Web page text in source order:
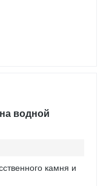
водной
камня и